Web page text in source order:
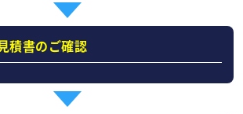
積書のご確認